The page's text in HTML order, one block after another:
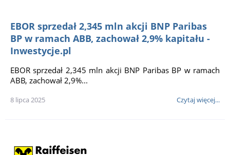
EBOR sprzedał 2,345 mln akcji BNP Paribas
BP w ramach ABB, zachował 2,9% kapitału -
Inwestycje.pl
EBOR sprzedał 2,345 mln akcji BNP Paribas BP w ramach
ABB, zachował 2,9%...
8 lipca 2025 Czytaj więcej...